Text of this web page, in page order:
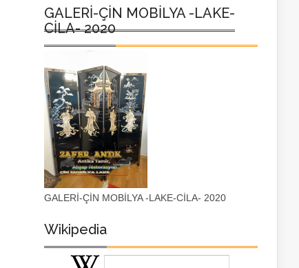
GALERİ-ÇİN MOBİLYA -LAKE-
CİLA- 2020
GALERİ-ÇİN MOBİLYA -LAKE-CİLA- 2020
Wikipedia